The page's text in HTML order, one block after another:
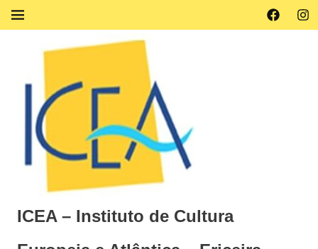
Skip
Facebook
MENU
ICEA – Instituto de Cultura